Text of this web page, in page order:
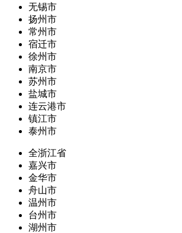
无锡市
扬州市
常州市
宿迁市
徐州市
南京市
苏州市
盐城市
连云港市
镇江市
泰州市
全浙江省
嘉兴市
金华市
舟山市
温州市
台州市
湖州市